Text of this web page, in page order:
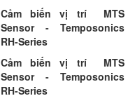
Cảm biến vị trí MTS
Sensor - Temposonics
RH-Series
Cảm biến vị trí MTS
Sensor - Temposonics
RH-Series